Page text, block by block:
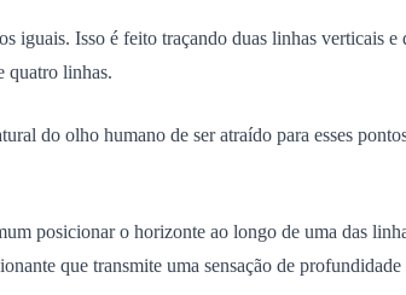
Isso é feito traçando duas linhas verticais
quatro linhas.
do olho humano de ser atraído para esses
posicionar o horizonte ao longo de uma das
que transmite uma sensação de profundidade